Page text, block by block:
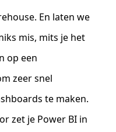
En laten we
mis, mits je het
op een
zeer snel
te maken.
zet je Power BI in